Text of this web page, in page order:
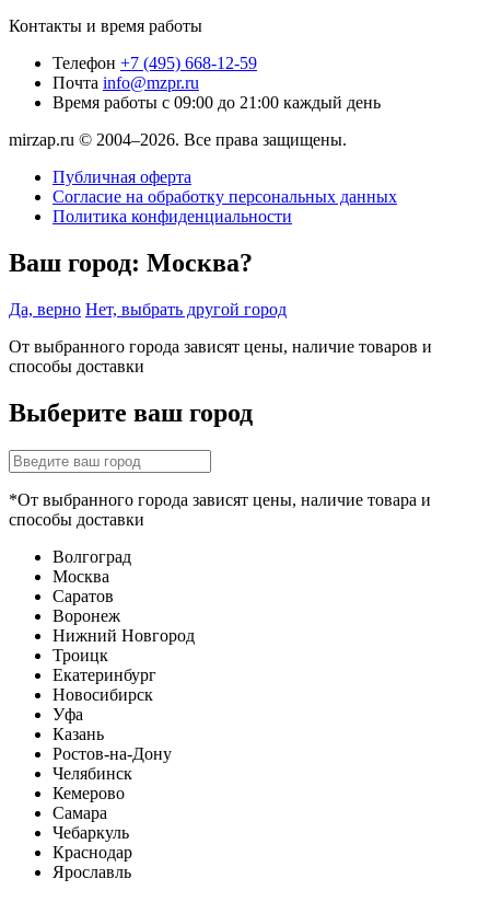
Контакты и время работы
Телефон +7 (495) 668-12-59
Почта info@mzpr.ru
Время работы с 09:00 до 21:00 каждый день
mirzap.ru © 2004–2026. Все права защищены.
Публичная оферта
Согласие на обработку персональных данных
Политика конфиденциальности
Ваш город: Москва?
Да, верно Нет, выбрать другой город
От выбранного города зависят цены, наличие товаров и
способы доставки
Выберите ваш город
*От выбранного города зависят цены, наличие товара и
способы доставки
Волгоград
Москва
Саратов
Воронеж
Нижний Новгород
Троицк
Екатеринбург
Новосибирск
Уфа
Казань
Ростов-на-Дону
Челябинск
Кемерово
Самара
Чебаркуль
Краснодар
Ярославль